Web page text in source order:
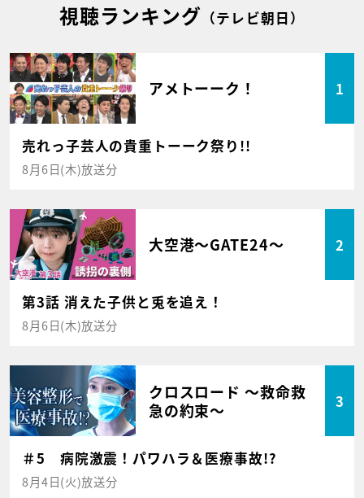
視聴ランキング （テレビ朝日）
アメトーーク！ 1
売れっ子芸人の貴重トーーク祭り!!
8月6日(木)放送分
大空港～GATE24～ 2
第3話 消えた子供と兎を追え！
8月6日(木)放送分
クロスロード ～救命救
急の約束～
3
＃5 病院激震！パワハラ＆医療事故!?
8月4日(火)放送分